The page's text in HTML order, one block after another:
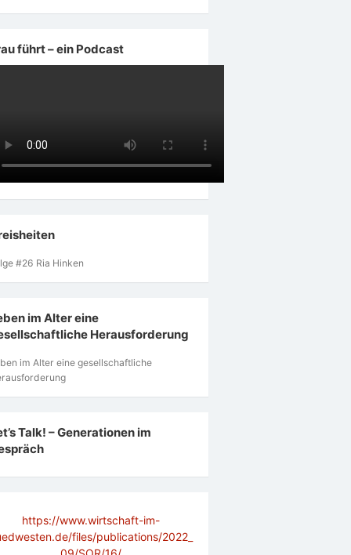
führt – ein Podcast
#26 Ria Hinken
im Alter eine
Herausforderung
im Alter eine gesellschaftliche
Talk! – Generationen im
https://www.wirtschaft-im-
files/publications/2022_